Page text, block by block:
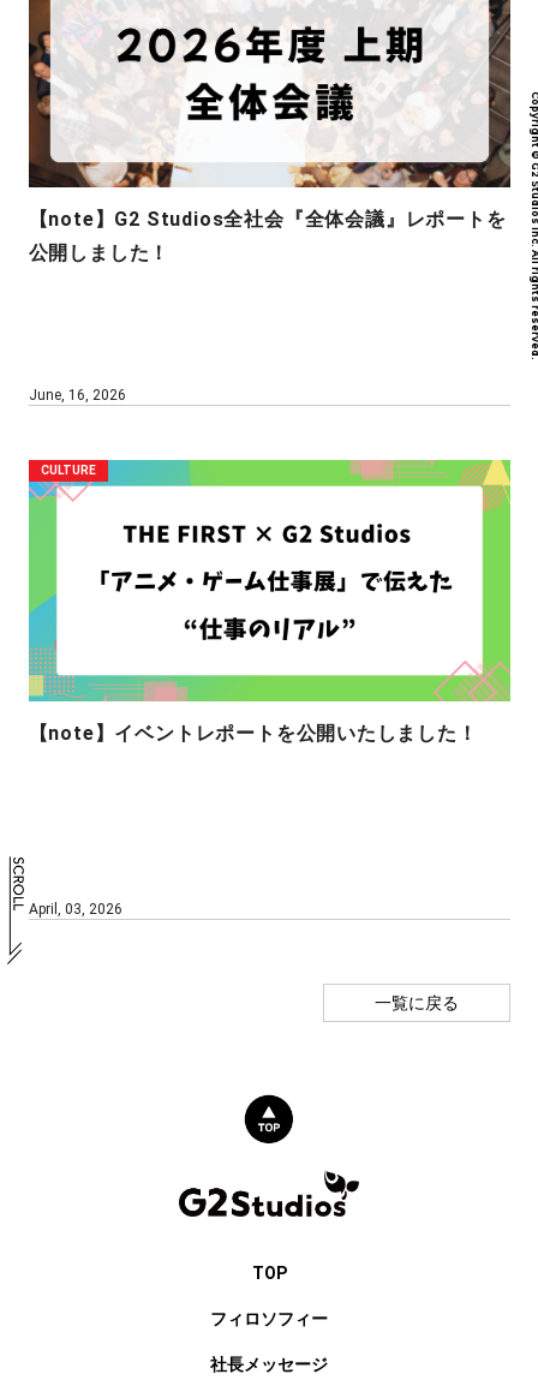
Copyright © G2
【note】G2 Studios全社会『全体会議』レポートを
公開しました！
June, 16, 2026
CULTURE
【note】イベントレポートを公開いたしました！
April, 03, 2026
一覧に戻る
TOP
フィロソフィー
社長メッセージ